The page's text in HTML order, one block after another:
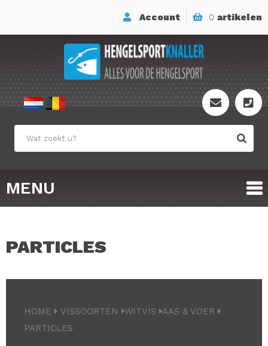
0 artikelen
Account
MENU
PARTICLES
HOME VISSOORTEN WITVIS
AAS & VOER
PARTICLES